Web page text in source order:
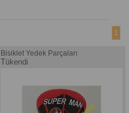
1
Bisiklet Yedek Parçaları
Tükendi